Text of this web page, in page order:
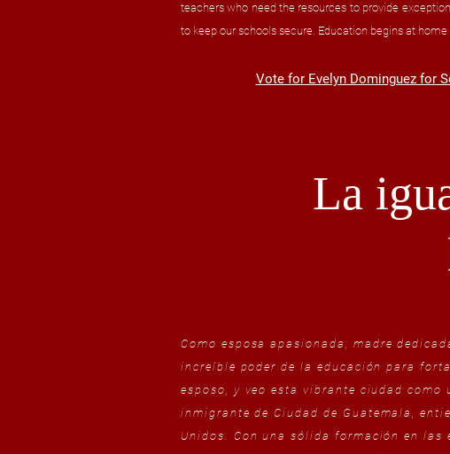
teachers who need the resources to provide
to keep our schools secure. Education begins at
Vote for Evelyn Dominguez for
La
Como esposa apasionada, madre
increíble poder de la educación para
esposo, y veo esta vibrante ciudad como
inmigrante de Ciudad de Guatemala,
Unidos. Con una sólida formación en las